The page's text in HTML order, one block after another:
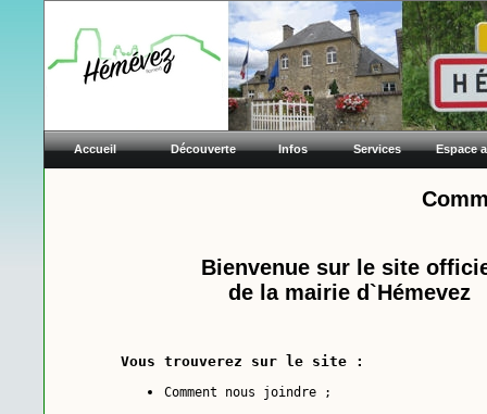
Accueil Découverte Infos Services Espace
Bienvenue sur le site
de la mairie d`Hémevez
Vous trouverez sur le site :
Comment nous joindre ;